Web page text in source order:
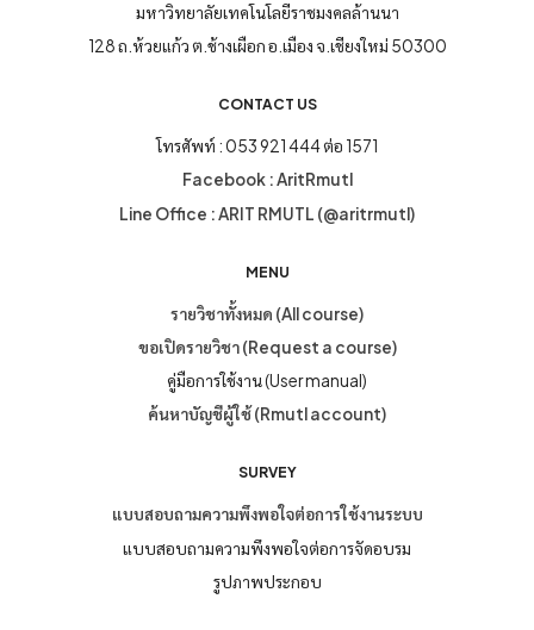
มหาวิทยาลัยเทคโนโลยีราชมงคลล้านนา
128 ถ.ห้วยแก้ว ต.ช้างเผือก อ.เมือง จ.เชียงใหม่ 50300
CONTACT US
โทรศัพท์ : 053 921 444 ต่อ 1571
Facebook : AritRmutl
Line Office : ARIT RMUTL (@aritrmutl)
MENU
รายวิชาทั้งหมด (All course)
ขอเปิดรายวิชา (Request a course)
คู่มือการใช้งาน (User manual)
ค้นหาบัญชีผู้ใช้ (Rmutl account)
SURVEY
แบบสอบถามความพึงพอใจต่อการใช้งานระบบ
แบบสอบถามความพึงพอใจต่อการจัดอบรม
รูปภาพประกอบ